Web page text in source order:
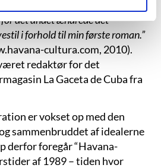
det andet ændrede det
i forhold til min første roman.”
cultura.com, 2010).
redaktør for det
La Gaceta de Cuba fra
er vokset op med den
sammenbruddet af idealerne
derfor foregår “Havana-
af 1989 – tiden hvor